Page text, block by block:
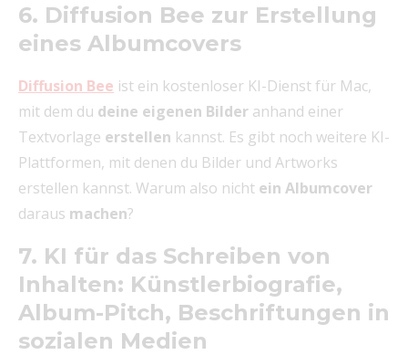
6. Diffusion Bee zur Erstellung
eines Albumcovers
Diffusion Bee ist ein kostenloser KI-Dienst für Mac,
mit dem du deine eigenen Bilder anhand einer
Textvorlage erstellen kannst. Es gibt noch weitere KI-
Plattformen, mit denen du Bilder und Artworks
erstellen kannst. Warum also nicht ein Albumcover
daraus machen?
7. KI für das Schreiben von
Inhalten: Künstlerbiografie,
Album-Pitch, Beschriftungen in
sozialen Medien